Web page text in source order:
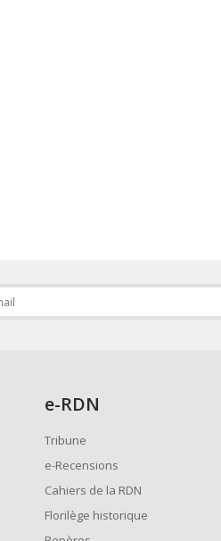
e-RDN
Tribune
e-Recensions
Cahiers de la RDN
Florilège historique